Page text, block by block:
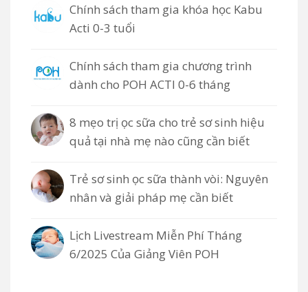
Chính sách tham gia khóa học Kabu
Acti 0-3 tuổi
Chính sách tham gia chương trình
dành cho POH ACTI 0-6 tháng
8 mẹo trị ọc sữa cho trẻ sơ sinh hiệu
quả tại nhà mẹ nào cũng cần biết
Trẻ sơ sinh ọc sữa thành vòi: Nguyên
nhân và giải pháp mẹ cần biết
Lịch Livestream Miễn Phí Tháng
6/2025 Của Giảng Viên POH